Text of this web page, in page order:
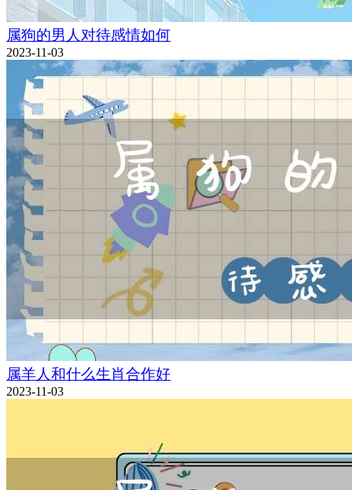
属狗的男人对待感情如何
2023-11-03
属羊人和什么生肖合作好
2023-11-03